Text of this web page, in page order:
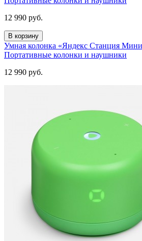
12 990 руб.
В корзину
Умная колонка «Яндекс Станция
Портативные колонки и наушники
12 990 руб.